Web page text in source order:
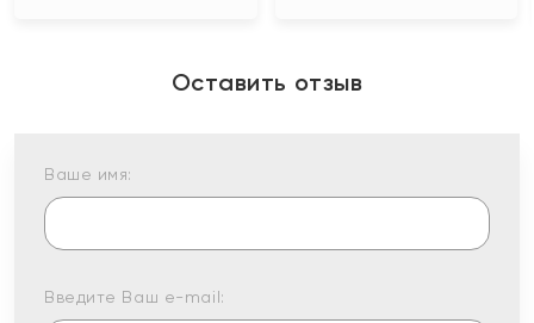
Оставить отзыв
Ваше имя:
Введите Ваш e-mail: